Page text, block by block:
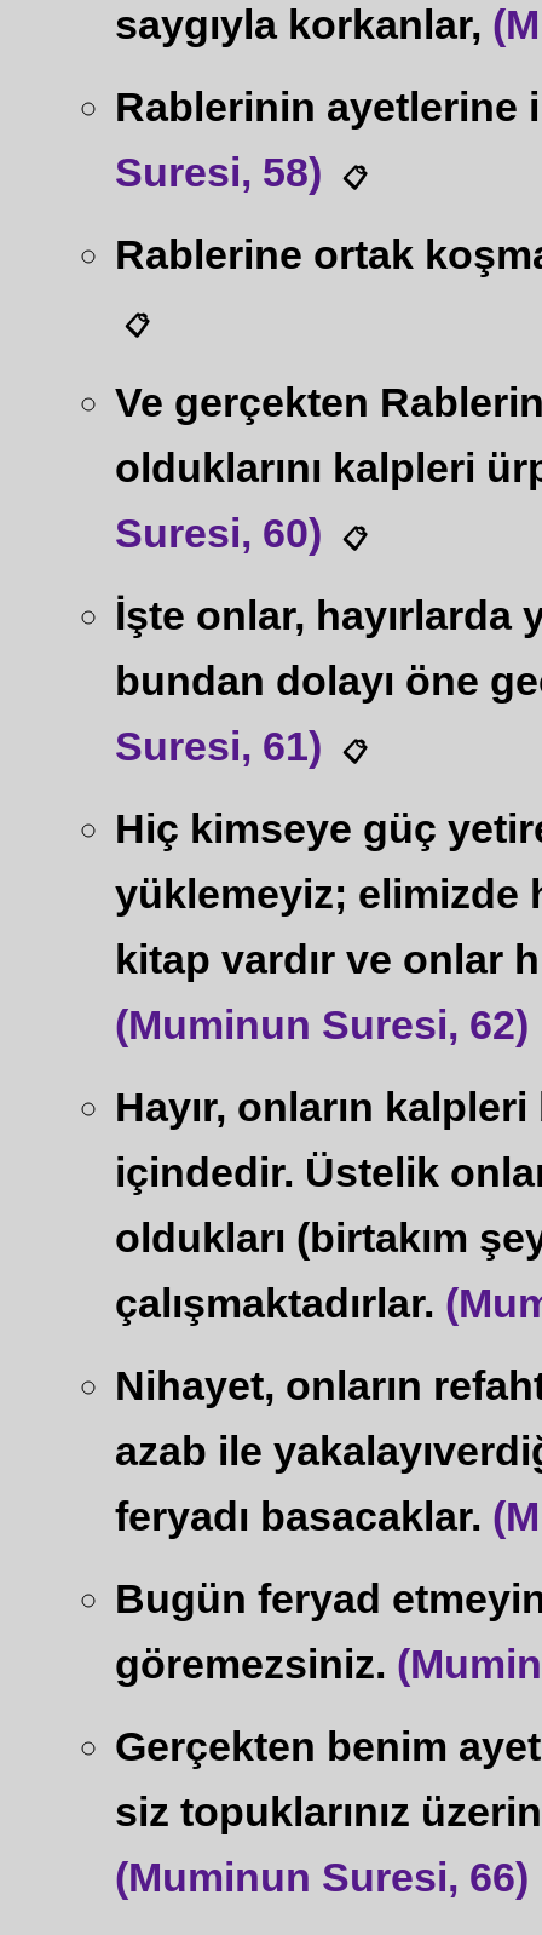
saygıyla korkanlar,
Rablerinin ayetlerine
Suresi, 58)
📋
Rablerine ortak
📋
Ve gerçekten
olduklarını kalpleri
Suresi, 60)
📋
İşte onlar, hayırlarda
bundan dolayı öne
Suresi, 61)
📋
Hiç kimseye güç
yüklemeyiz; elimizde
kitap vardır ve onlar
(Muminun Suresi, 62)
Hayır, onların
içindedir. Üstelik
oldukları (birtakım
çalışmaktadırlar.
Nihayet, onların
azab ile
feryadı basacaklar.
Bugün feryad
göremezsiniz.
Gerçekten benim
siz topuklarınız
(Muminun Suresi, 66)